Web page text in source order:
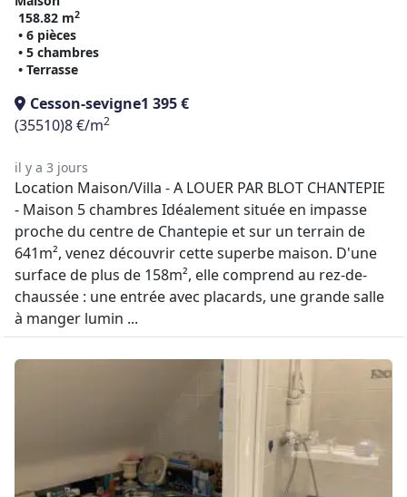
158.82 m2
• 6 pièces
• 5 chambres
• Terrasse
Cesson-sevigne1 395 €
(35510)8 €/m2
il y a 3 jours
Location Maison/Villa - A LOUER PAR BLOT CHANTEPIE
- Maison 5 chambres Idéalement située en impasse
proche du centre de Chantepie et sur un terrain de
641m², venez découvrir cette superbe maison. D'une
surface de plus de 158m², elle comprend au rez-de-
chaussée : une entrée avec placards, une grande salle
à manger lumin ...